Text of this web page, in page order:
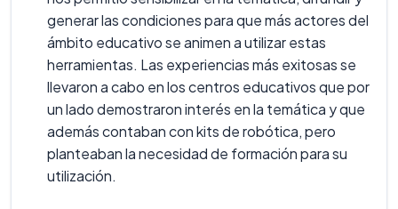
generar las condiciones para que más actores del
ámbito educativo se animen a utilizar estas
herramientas. Las experiencias más exitosas se
llevaron a cabo en los centros educativos que por
un lado demostraron interés en la temática y que
además contaban con kits de robótica, pero
planteaban la necesidad de formación para su
utilización.